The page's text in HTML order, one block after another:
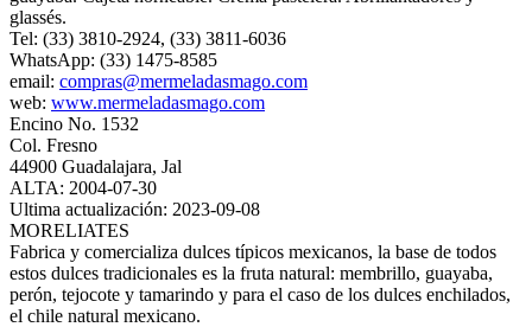
glassés.
Tel: (33) 3810-2924, (33) 3811-6036
WhatsApp: (33) 1475-8585
email: compras@mermeladasmago.com
web: www.mermeladasmago.com
Encino No. 1532
Col. Fresno
44900 Guadalajara, Jal
ALTA: 2004-07-30
Ultima actualización: 2023-09-08
MORELIATES
Fabrica y comercializa dulces típicos mexicanos, la base de todos
estos dulces tradicionales es la fruta natural: membrillo, guayaba,
perón, tejocote y tamarindo y para el caso de los dulces enchilados,
el chile natural mexicano.